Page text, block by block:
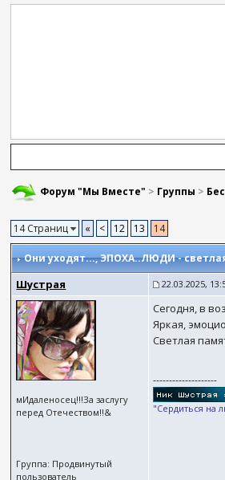
Форум "Мы Вместе" > Группы >
14 Страниц « < 12 13 14
Они уходят..., ЭПОХА..ЛЮДИ -
Шустрая 22.03.2025,
мИдаленосец!!!За заслугу
перед Отечеством!!&
Группа: Продвинутый
пользователь
Сегодня, в
Яркая,
Светлая
--------------------
"Сердиться на